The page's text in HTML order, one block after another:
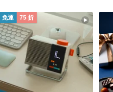
免運 75 折